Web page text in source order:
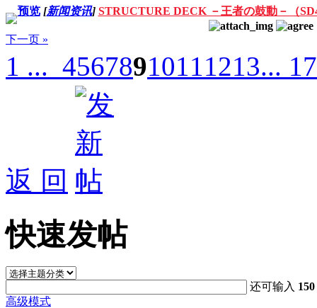
预览 [新闻资讯] STRUCTURE DECK －王者の鼓動－（
下一页 »
1 ... 45678910111213...
返 回
快速发帖
还可输入 150
高级模式